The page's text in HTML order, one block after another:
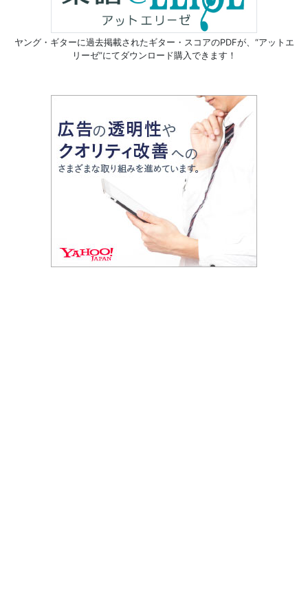
ヤング・ギターに過去掲載されたギター・スコアのPDFが、 “アットエ
リーゼ”にてダウンロード購入できます！